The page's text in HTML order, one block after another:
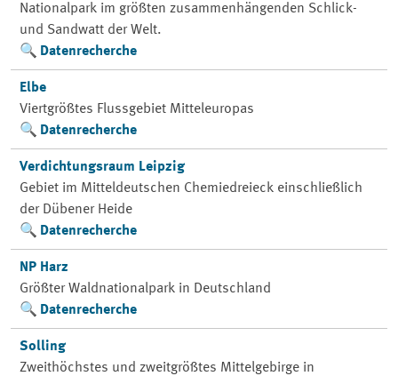
Nationalpark im größten zusammenhängenden Schlick-
und Sandwatt der Welt.
Datenrecherche
Elbe
Viertgrößtes Flussgebiet Mitteleuropas
Datenrecherche
Verdichtungsraum Leipzig
Gebiet im Mitteldeutschen Chemiedreieck einschließlich
der Dübener Heide
Datenrecherche
NP Harz
Größter Waldnationalpark in Deutschland
Datenrecherche
Solling
Zweithöchstes und zweitgrößtes Mittelgebirge in